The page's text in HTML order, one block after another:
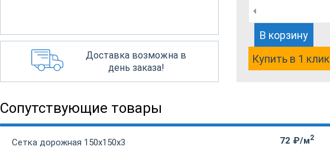
Доставка возможна в
день заказа!
В корзину
Купить в 1 клик
Сопутствующие товары
Сетка дорожная 150х150х3 72 ₽/м2